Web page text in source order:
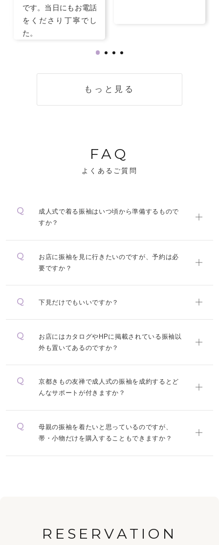
です。当日にもお電話
をくださり丁寧でし
た。
もっと見る
FAQ
よくあるご質問
成人式で着る振袖はいつ頃から準備するもので
すか？
お店に振袖を見に行きたいのですが、予約は必
要ですか？
下見だけでもいいですか？
お店にはカタログやHPに掲載されている振袖以
外も置いてあるのですか？
京都きもの友禅で成人式の振袖を成約するとど
んなサポートが付きますか？
母親の振袖を着たいと思っているのですが、
帯・小物だけを購入することもできますか？
RESERVATION